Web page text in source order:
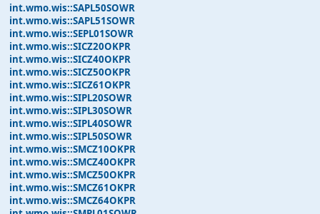
int.wmo.wis::SAPL50SOWR
int.wmo.wis::SAPL51SOWR
int.wmo.wis::SEPL01SOWR
int.wmo.wis::SICZ20OKPR
int.wmo.wis::SICZ40OKPR
int.wmo.wis::SICZ50OKPR
int.wmo.wis::SICZ61OKPR
int.wmo.wis::SIPL20SOWR
int.wmo.wis::SIPL30SOWR
int.wmo.wis::SIPL40SOWR
int.wmo.wis::SIPL50SOWR
int.wmo.wis::SMCZ10OKPR
int.wmo.wis::SMCZ40OKPR
int.wmo.wis::SMCZ50OKPR
int.wmo.wis::SMCZ61OKPR
int.wmo.wis::SMCZ64OKPR